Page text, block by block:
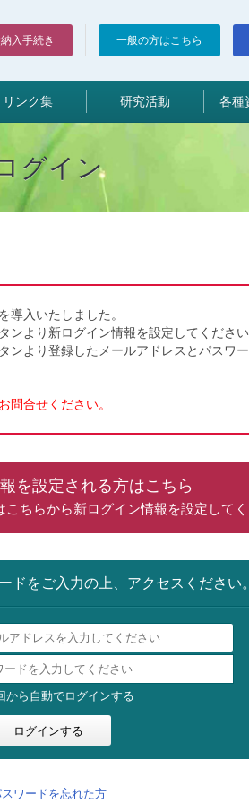
入手続き 一般の方はこちら
リンク集 研究活動 各種
グイン
導入いたしました。
より新ログイン情報を設定してください
より登録したメールアドレスとパスワー
問合せください。
を設定される方はこちら
ちらから新ログイン情報を設定してく
ドをご入力の上、アクセスください。
から自動でログインする
ワードを忘れた方